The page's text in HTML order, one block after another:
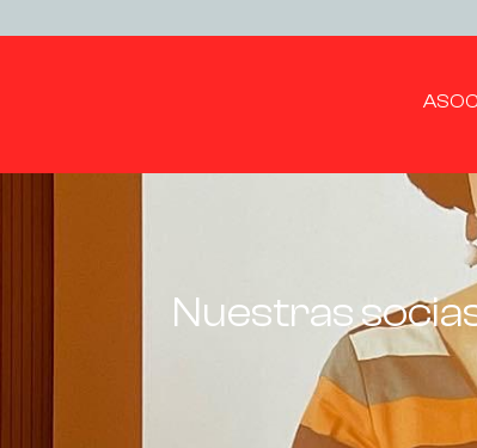
Nuestras